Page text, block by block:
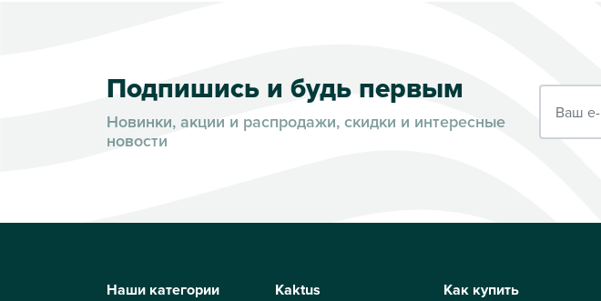
Подпишись и будь первым
Новинки, акции и распродажи, скидки и интересные
новости
Наши категории Kaktus Как купить